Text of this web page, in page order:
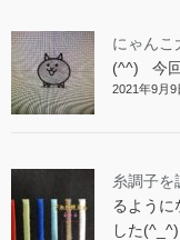
にゃんこ
(^^) 今回
2021年9月9
糸調子を
るように
した(^_^)